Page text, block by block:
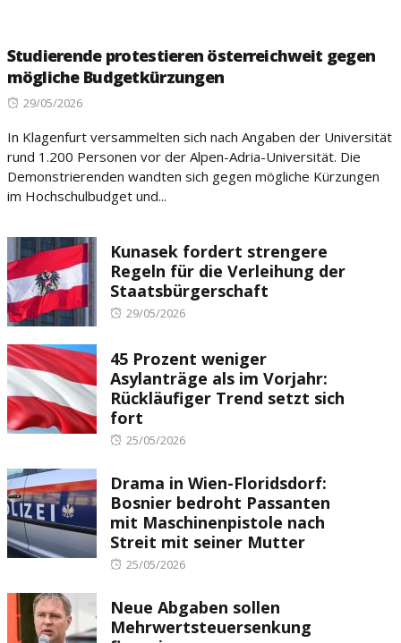
Studierende protestieren österreichweit gegen
mögliche Budgetkürzungen
Posted
29/05/2026
In Klagenfurt versammelten sich nach Angaben der Universität
rund 1.200 Personen vor der Alpen-Adria-Universität. Die
Demonstrierenden wandten sich gegen mögliche Kürzungen
im Hochschulbudget und...
Kunasek fordert strengere
Regeln für die Verleihung der
Staatsbürgerschaft
Posted
29/05/2026
45 Prozent weniger
Asylanträge als im Vorjahr:
Rückläufiger Trend setzt sich
fort
Posted
25/05/2026
Drama in Wien-Floridsdorf:
Bosnier bedroht Passanten
mit Maschinenpistole nach
Streit mit seiner Mutter
Posted
25/05/2026
Neue Abgaben sollen
Mehrwertsteuersenkung